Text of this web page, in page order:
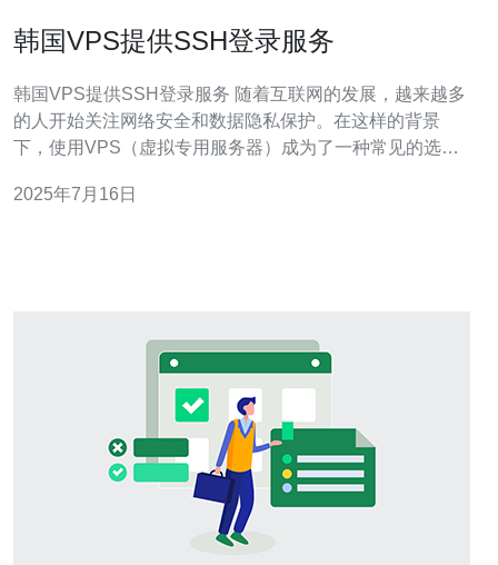
韩国VPS提供SSH登录服务
韩国VPS提供SSH登录服务 随着互联网的发展，越来越多
的人开始关注网络安全和数据隐私保护。在这样的背景
下，使用VPS（虚拟专用服务器）成为了一种常见的选
可以用于网站托管、数据存储，还可以提供SSH登录服
2025年7月16日